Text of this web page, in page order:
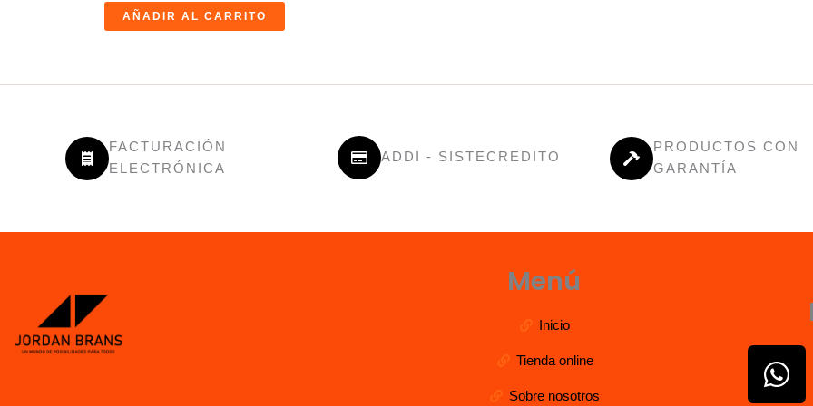
AÑADIR AL CARRITO
FACTURACIÓN
ELECTRÓNICA
ADDI - SISTECREDITO
PRODUCTOS CON
GARANTÍA
Menú
Inicio
Tienda online
Sobre nosotros
W
h